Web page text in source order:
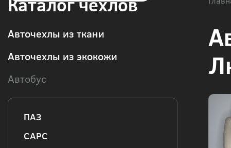
Авточехлы из ткани
Авточехлы из экокожи
Автобус
ПАЗ
CAPC